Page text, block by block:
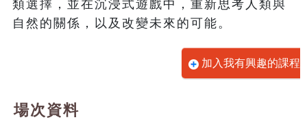
類選擇，並在沉浸式遊戲中，重新思考人類與
自然的關係，以及改變未來的可能。
加入我有興趣的課程
場次資料